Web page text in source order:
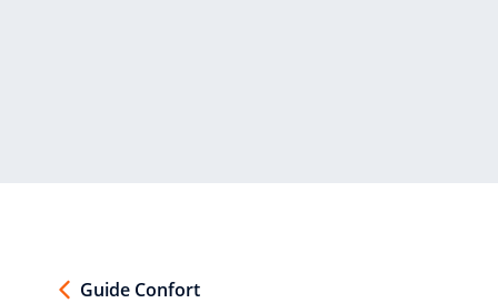
Guide Confort